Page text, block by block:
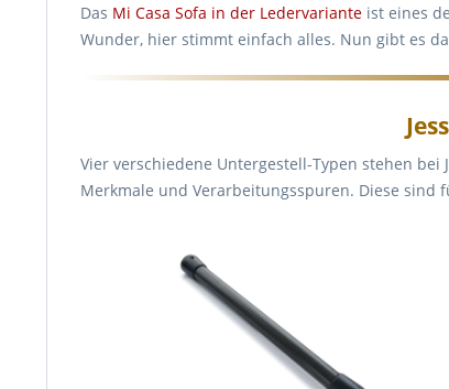
Das Mi Casa Sofa in der Ledervariante ist eines
Wunder, hier stimmt einfach alles. Nun gibt es
Vier verschiedene Untergestell-Typen stehen bei
Merkmale und Verarbeitungsspuren. Diese sind